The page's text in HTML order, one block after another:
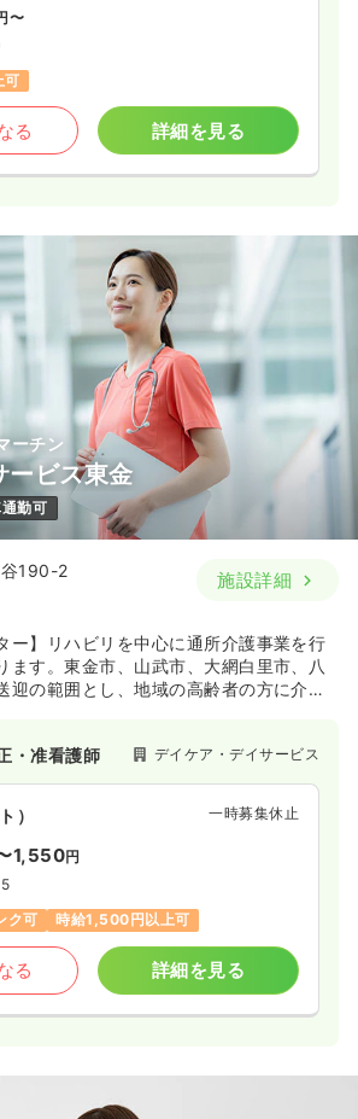
）
ださい
一時募集休止
新卒可 月給38万円以上可
る 詳細を見る
） 一時募集休止
円
ンク可 時給1,500円以上可
る 詳細を見る
〜
可
る 詳細を見る
ーチン
ービス東金
勤可
190-2
施設詳細
ー】リハビリを中心に通所介護事業を行
ます。東金市、山武市、大網白里市、八
迎の範囲とし、地域の高齢者の方に介護
・准看護師 デイケア・デイサービス
） 一時募集休止
1,550円
ク可 時給1,500円以上可
る 詳細を見る